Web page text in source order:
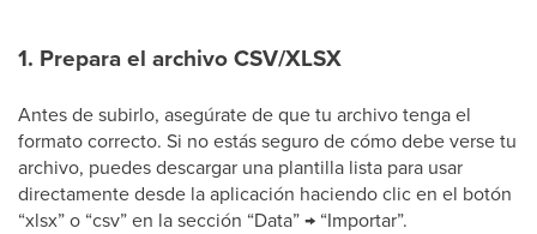
1. Prepara el archivo CSV/XLSX
Antes de subirlo, asegúrate de que tu archivo tenga el
formato correcto. Si no estás seguro de cómo debe verse tu
archivo, puedes descargar una plantilla lista para usar
directamente desde la aplicación haciendo clic en el botón
“xlsx” o “csv” en la sección “Data” → “Importar”.